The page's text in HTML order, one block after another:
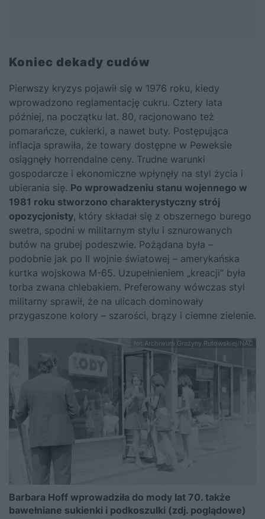
Koniec dekady cudów
Pierwszy kryzys pojawił się w 1976 roku, kiedy
wprowadzono reglamentację cukru. Cztery lata
później, na początku lat. 80, racjonowano też
pomarańcze, cukierki, a nawet buty. Postępująca
inflacja sprawiła, że towary dostępne w Peweksie
osiągnęły horrendalne ceny. Trudne warunki
gospodarcze i ekonomiczne wpłynęły na styl życia i
ubierania się. Po wprowadzeniu stanu wojennego w
1981 roku stworzono charakterystyczny strój
opozycjonisty, który składał się z obszernego burego
swetra, spodni w militarnym stylu i sznurowanych
butów na grubej podeszwie. Pożądana była –
podobnie jak po II wojnie światowej – amerykańska
kurtka wojskowa M-65. Uzupełnieniem „kreacji” była
torba zwana chlebakiem. Preferowany wówczas styl
militarny sprawił, że na ulicach dominowały
przygaszone kolory – szarości, brązy i ciemne zielenie.
fot.Archiwum Grażyny Rutowskiej/NAC
Barbara Hoff wprowadziła do mody lat 70. także
bawełniane sukienki i podkoszulki (zdj. poglądowe)